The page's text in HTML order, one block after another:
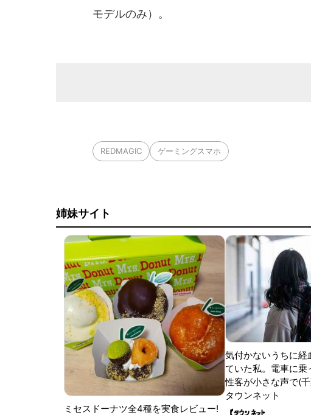
モデルのみ）。
REDMAGIC ゲーミングスマホ
姉妹サイト
ミセスドーナツ全4種を実食レビュー!
気付かないうちに経
ていた私。電車に乗
性客が小さな声で(
タウンネット